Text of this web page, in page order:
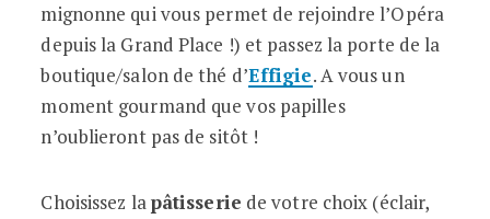
mignonne qui vous permet de rejoindre l’Opéra
depuis la Grand Place !) et passez la porte de la
boutique/salon de thé d’Effigie. A vous un
moment gourmand que vos papilles
n’oublieront pas de sitôt !
Choisissez lapâtisserie de votre choix (éclair,